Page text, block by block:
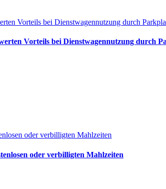
Vorteils bei Dienstwagennutzung durch
Vorteils bei Dienstwagennutzung durch
oder verbilligten Mahlzeiten
oder verbilligten Mahlzeiten